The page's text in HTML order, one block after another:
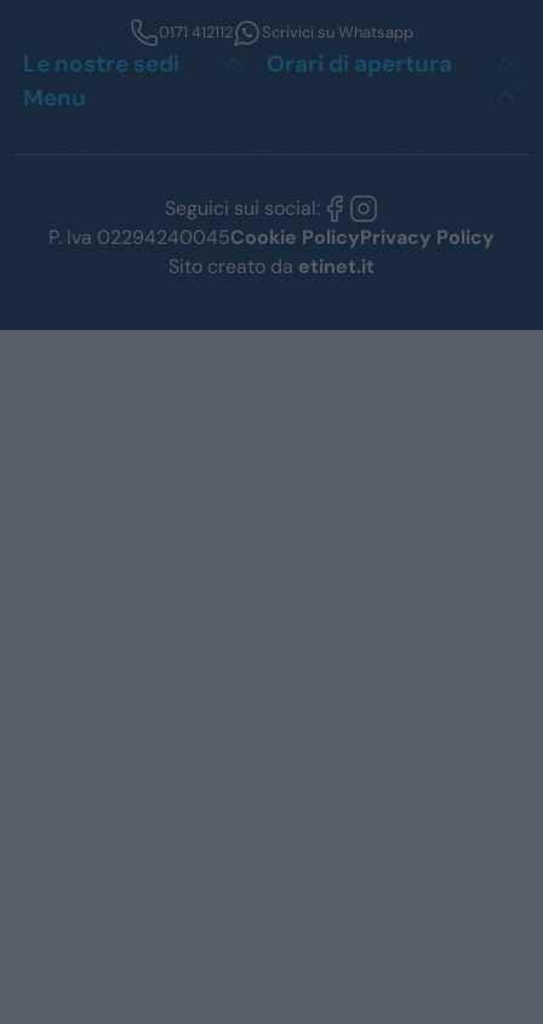
0171 412112 Scrivici su Whatsapp
Le nostre sedi
Orari di apertura
Menu
Seguici sui social:
P. Iva 02294240045Cookie PolicyPrivacy Policy
Sito creato da etinet.it